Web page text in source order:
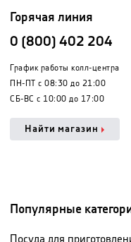
Горячая линия
0 (800) 402 204
График работы колл-центра
ПН-ПТ с 08:30 до 21:00
СБ-ВС с 10:00 до 17:00
Найти магазин
Популярные
Посуда для